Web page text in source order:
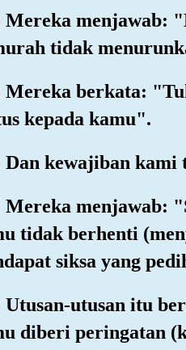
Mereka menjawab:
tidak
Mereka berkata:
kepada kamu".
Dan kewajiban
Mereka menjawab:
tidak berhenti
siksa yang
Utusan-utusan itu
diberi peringatan